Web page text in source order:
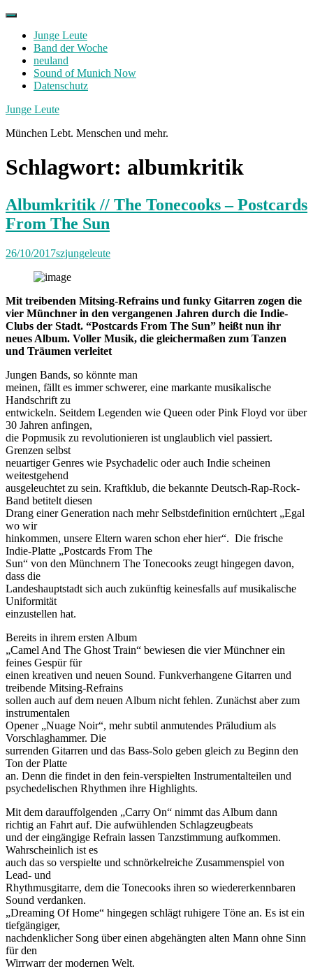
Skip
contentJunge Leute
Band der Woche
neuland
Sound of Munich Now
Datenschutz
Facebook
Twitter
Instagram
Junge Leute
München Lebt. Menschen und mehr.
Schlagwort: albumkritik
Albumkritik // The Tonecooks – Postcards
From The Sun
26/10/2017szjungeleute
Mit treibenden Mitsing-Refrains und funky Gitarren zogen die
vier Münchner in den vergangenen Jahren durch die Indie-
Clubs der Stadt. “Postcards From The Sun” heißt nun ihr
neues Album. Voller Musik, die gleichermaßen zum Tanzen
und Träumen verleitet
Jungen Bands, so könnte man
meinen, fällt es immer schwerer, eine markante musikalische
Handschrift zu
entwickeln. Seitdem Legenden wie Queen oder Pink Floyd vor über
30 Jahren anfingen,
die Popmusik zu revolutionieren ist unglaublich viel passiert.
Grenzen selbst
neuartiger Genres wie Psychadelic oder auch Indie scheinen
weitestgehend
ausgeleuchtet zu sein. Kraftklub, die bekannte Deutsch-Rap-Rock-
Band betitelt diesen
Drang einer Generation nach mehr Selbstdefinition ernüchtert „Egal
wo wir
hinkommen, unsere Eltern waren schon eher hier“. Die frische
Indie-Platte „Postcards From The
Sun“ von den Münchnern The Tonecooks zeugt hingegen davon,
dass die
Landeshauptstadt sich auch zukünftig keinesfalls auf musikalische
Uniformität
einzustellen hat.
Bereits in ihrem ersten Album
„Camel And The Ghost Train“ bewiesen die vier Münchner ein
feines Gespür für
einen kreativen und neuen Sound. Funkverhangene Gitarren und
treibende Mitsing-Refrains
sollen auch auf dem neuen Album nicht fehlen. Zunächst aber zum
instrumentalen
Opener „Nuage Noir“, mehr subtil anmutendes Präludium als
Vorschlaghammer. Die
surrenden Gitarren und das Bass-Solo geben gleich zu Beginn den
Ton der Platte
an. Denn die findet in den fein-verspielten Instrumentalteilen und
psychedelischen Rhythmen ihre Highlights.
Mit dem darauffolgenden „Carry On“ nimmt das Album dann
richtig an Fahrt auf. Die aufwühlenden Schlagzeugbeats
und der eingängige Refrain lassen Tanzstimmung aufkommen.
Wahrscheinlich ist es
auch das so verspielte und schnörkelreiche Zusammenspiel von
Lead- und
Rhythmusgitarre, dem die Tonecooks ihren so wiedererkennbaren
Sound verdanken.
„Dreaming Of Home“ hingegen schlägt ruhigere Töne an. Es ist ein
tiefgängiger,
nachdenklicher Song über einen abgehängten alten Mann ohne Sinn
für den
Wirrwarr der modernen Welt.